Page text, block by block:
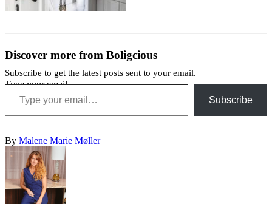
Discover more from Boligcious
Subscribe to get the latest posts sent to your email.
Type your email…
Subscribe
By Malene Marie Møller